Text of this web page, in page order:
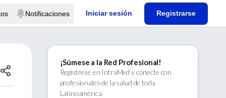
Notificaciones Iniciar sesión Registrarse
¡Súmese a la Red Profesional!
Regístrese en IntraMed y conecte con
profesionales de la salud de toda
Latinoamérica.